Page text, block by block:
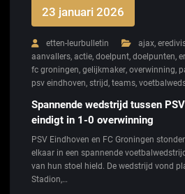
23 januari 2026
etten-leurbulletin ajax,
aanvallers, actie, doelpunt, doelpunten,
fc groningen, gelijkmaker, overwinning,
psv eindhoven, strijd, teams,
Spannende wedstrijd tussen
eindigt in 1-0 overwinning
PSV Eindhoven en FC Groningen
elkaar in een spannende
van hun stoel hield. De wedstrijd vond
Stadion,…